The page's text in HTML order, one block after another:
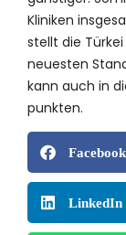
Kliniken
stellt die
neuesten
kann auch in
punkten.
Facebook
LinkedIn